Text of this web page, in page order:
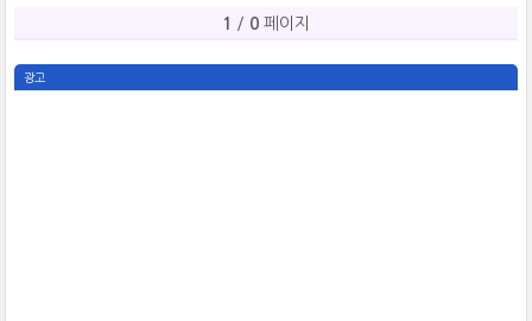
1 / 0 페이지
광고